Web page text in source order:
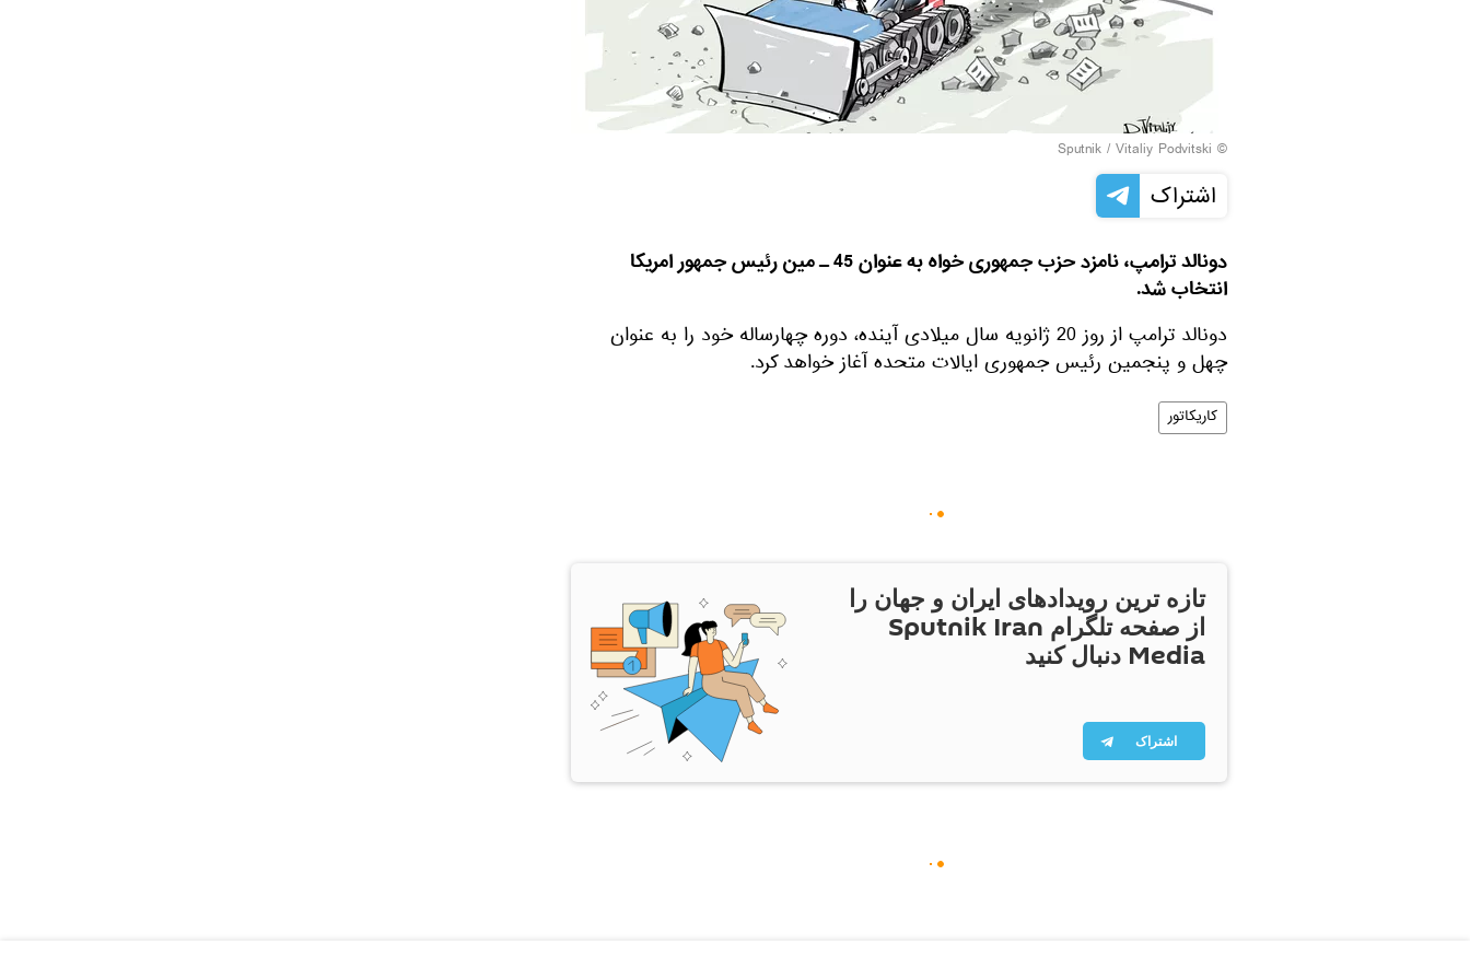
© Sputnik / Vitaliy Podvitski
اشتراک
دونالد ترامپ، نامزد حزب جمهوری خواه به عنوان 45 ـ مین رئیس جمهور امریکا
انتخاب شد.
دونالد ترامپ از روز 20 ژانویه سال میلادی آینده، دوره چهارساله خود را به عنوان
چهل و پنجمین رئیس جمهوری ایالات متحده آغاز خواهد کرد.
کاریکاتور
تازه ترین رویدادهای ایران و جهان را
از صفحه تلگرام Sputnik Iran
Media دنبال کنید
اشتراک